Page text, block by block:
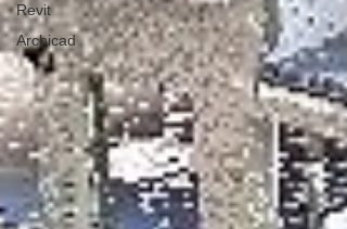
Revit
Archicad